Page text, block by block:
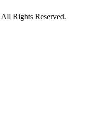
Rights Reserved.